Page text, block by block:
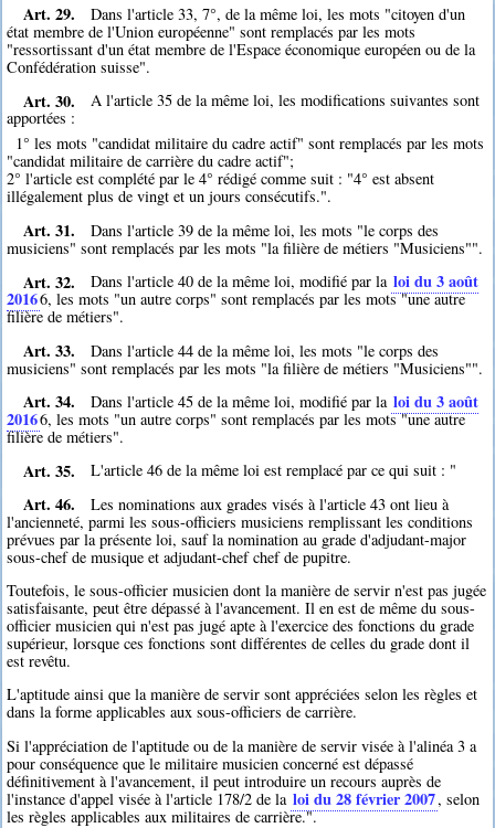
Art. 29.
Dans l'article 33, 7°, de la même loi, les mots "citoyen d'un
état membre de l'Union européenne" sont remplacés par les mots
"ressortissant d'un état membre de l'Espace économique européen ou de la
Confédération suisse".
Art. 30.
A l'article 35 de la même loi, les modifications suivantes sont
apportées :
1° les mots "candidat militaire du cadre actif" sont remplacés par les mots
"candidat militaire de carrière du cadre actif";
2° l'article est complété par le 4° rédigé comme suit : "4° est absent
illégalement plus de vingt et un jours consécutifs.".
Art. 31.
Dans l'article 39 de la même loi, les mots "le corps des
musiciens" sont remplacés par les mots "la filière de métiers "Musiciens"".
Art. 32. Dans l'article 40 de la même loi, modifié par la loi du 3 août
20166, les mots "un autre corps" sont remplacés par les mots "une autre
filière de métiers".
Art. 33.
Dans l'article 44 de la même loi, les mots "le corps des
musiciens" sont remplacés par les mots "la filière de métiers "Musiciens"".
Art. 34. Dans l'article 45 de la même loi, modifié par la loi du 3 août
20166, les mots "un autre corps" sont remplacés par les mots "une autre
filière de métiers".
Art. 35. L'article 46 de la même loi est remplacé par ce qui suit : "
Art. 46.
Les nominations aux grades visés à l'article 43 ont lieu à
l'ancienneté, parmi les sous-officiers musiciens remplissant les conditions
prévues par la présente loi, sauf la nomination au grade d'adjudant-major
sous-chef de musique et adjudant-chef chef de pupitre.
Toutefois, le sous-officier musicien dont la manière de servir n'est pas jugée
satisfaisante, peut être dépassé à l'avancement. Il en est de même du sous-
officier musicien qui n'est pas jugé apte à l'exercice des fonctions du grade
supérieur, lorsque ces fonctions sont différentes de celles du grade dont il
est revêtu.
L'aptitude ainsi que la manière de servir sont appréciées selon les règles et
dans la forme applicables aux sous-officiers de carrière.
Si l'appréciation de l'aptitude ou de la manière de servir visée à l'alinéa 3 a
pour conséquence que le militaire musicien concerné est dépassé
définitivement à l'avancement, il peut introduire un recours auprès de
l'instance d'appel visée à l'article 178/2 de la loi du 28 février 2007, selon
les règles applicables aux militaires de carrière.".